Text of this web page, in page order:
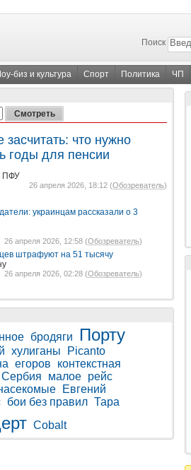
Поиск
биз и культура Спорт Политика ЧП
что нужно
годы для пенсии
ПФУ
26 апреля 2026, 18:12 (Обозреватель)
украинцам рассказали о 3
26 апреля 2026, 12:58 (Обозреватель)
штрафуют на 51 тысячу
26 апреля 2026, 02:28 (Обозреватель)
бродяги Порту
хулиганы
Picanto
егоров
контекстная
Сербия малое рейс
Евгений
бои без правил Тара
Cobalt